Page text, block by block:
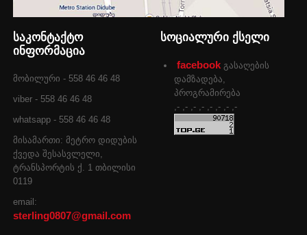
საკონტაქტო
ინფორმაცია
მობილური - 558 46 46 48
viber - 558 46 46 48
whatsapp - 558 46 46 48
მისამართი: მეტრო დიდუბის
ქვედა შესასვლელი,
ტრანსპორტის ქ. 1 თბილისი
0119
email:
sterling0807@gmail.com
სოციალური ქსელი
facebook გასაღების
დამზადება,
პროგრამირება
,- ,- ,- ,- ,- ,- ,- ,-